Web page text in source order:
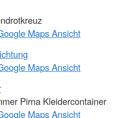
Maps Ansicht
Maps Ansicht
Pirna Kleidercontainer
Maps Ansicht